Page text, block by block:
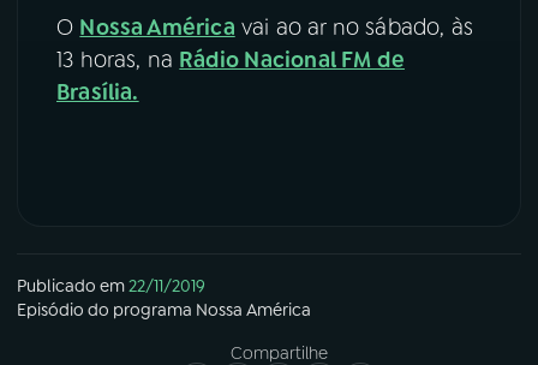
O Nossa América vai ao ar no sábado, às
13 horas, na Rádio Nacional FM de
Brasília.
Publicado em22/11/2019
Episódio do programa Nossa América
Compartilhe